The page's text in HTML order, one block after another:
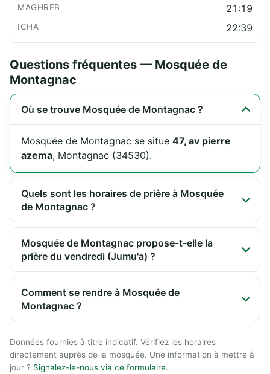
21:19
22:39
Questions fréquentes — Mosquée de
Montagnac
Où se trouve Mosquée de Montagnac ?
Mosquée de Montagnac se situe 47, av pierre
azema, Montagnac (34530).
Quels sont les horaires de prière à Mosquée
de Montagnac ?
Mosquée de Montagnac propose-t-elle la
prière du vendredi (Jumu'a) ?
Comment se rendre à Mosquée de
Montagnac ?
Données fournies à titre indicatif. Vérifiez les horaires
directement auprès de la mosquée. Une information à mettre à
jour ? Signalez-le-nous via ce formulaire.